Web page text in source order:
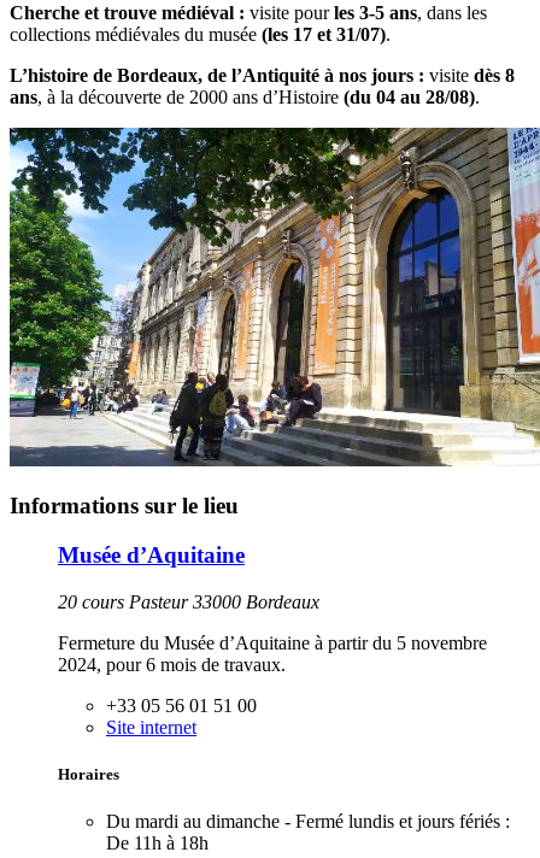
Cherche et trouve médiéval : visite pourles 3-5 ans, dans les
collections médiévales du musée (les 17 et 31/07).
L’histoire de Bordeaux, de l’Antiquité à nos jours : visite dès 8
ans, à la découverte de 2000 ans d’Histoire (du 04 au 28/08).
Informations sur le lieu
Musée d’Aquitaine
20 cours Pasteur 33000 Bordeaux
Fermeture du Musée d’Aquitaine à partir du 5 novembre
2024, pour 6 mois de travaux.
+33 05 56 01 51 00
Site internet
Horaires
Du mardi au dimanche - Fermé lundis et jours fériés :
De 11h à 18h